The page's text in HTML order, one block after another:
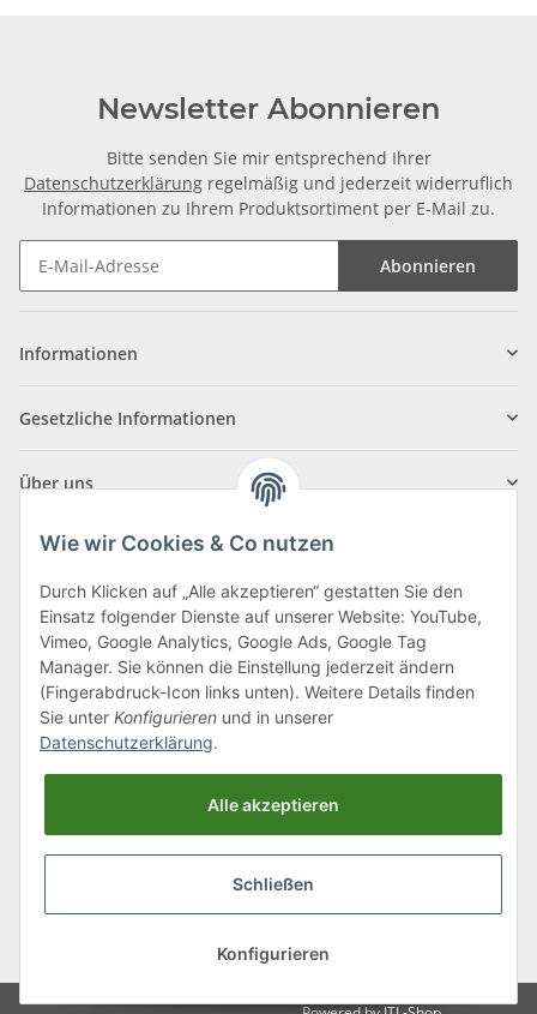
Newsletter Abonnieren
Bitte senden Sie mir entsprechend Ihrer
Datenschutzerklärung regelmäßig und jederzeit widerruflich
Informationen zu Ihrem Produktsortiment per E-Mail zu.
Abonnieren
Informationen
Gesetzliche Informationen
Über uns
Klagenfurter Straße 29
9556 Liebenfels
Montag bis Donnerstag: 8:00 bis 16:30 Uhr
Freitag: 8:00 bis 12:00 Uhr
Tel.:0043 (0) 4262 50900
office@cncshop.at
* Alle Preise inkl. gesetzlicher USt., zzgl.Versand, zzgl.
Wie wir Cookies & Co nutzen
Durch Klicken auf „Alle akzeptieren“ gestatten Sie den
Einsatz folgender Dienste auf unserer Website: YouTube,
Vimeo, Google Analytics, Google Ads, Google Tag
Manager. Sie können die Einstellung jederzeit ändern
(Fingerabdruck-Icon links unten). Weitere Details finden
Sie unter Konfigurieren und in unserer
Datenschutzerklärung.
Alle akzeptieren
Schließen
Konfigurieren